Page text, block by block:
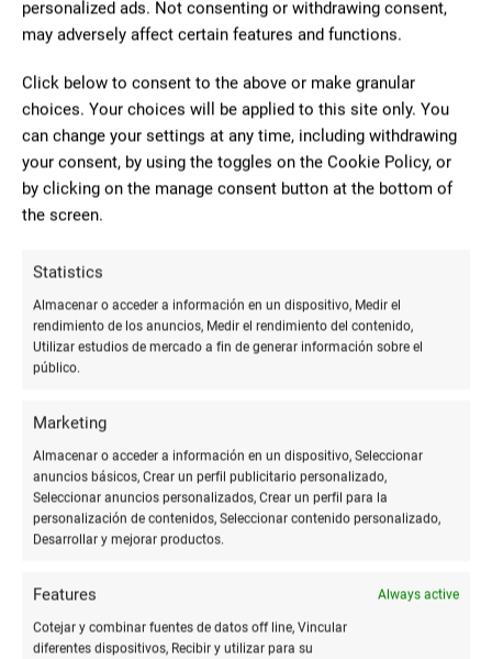
personalized ads. Not consenting or withdrawing consent,
may adversely affect certain features and functions.
Click below to consent to the above or make granular
choices. Your choices will be applied to this site only. You
can change your settings at any time, including withdrawing
your consent, by using the toggles on the Cookie Policy, or
by clicking on the manage consent button at the bottom of
the screen.
Statistics
Almacenar o acceder a información en un dispositivo, Medir el
rendimiento de los anuncios, Medir el rendimiento del contenido,
Utilizar estudios de mercado a fin de generar información sobre el
público.
Marketing
Almacenar o acceder a información en un dispositivo, Seleccionar
anuncios básicos, Crear un perfil publicitario personalizado,
Seleccionar anuncios personalizados, Crear un perfil para la
personalización de contenidos, Seleccionar contenido personalizado,
Desarrollar y mejorar productos.
Features Always active
Cotejar y combinar fuentes de datos off line, Vincular
diferentes dispositivos, Recibir y utilizar para su
Libreria Julia
Comercio • 10 Reviews • €€€€
Av. de Villa Real de San Antonio, 5, 21400 Ayamonte,
Huelva
ABIERTO